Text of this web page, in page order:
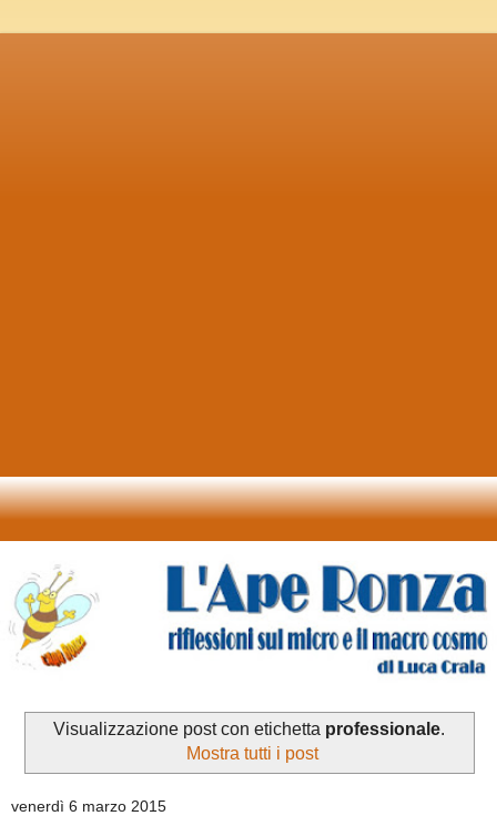
Visualizzazione post con etichetta professionale.
Mostra tutti i post
venerdì 6 marzo 2015